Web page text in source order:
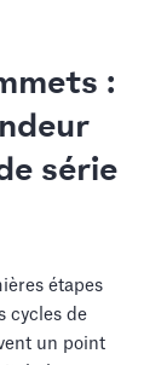
:
série
étapes
cycles de
un point